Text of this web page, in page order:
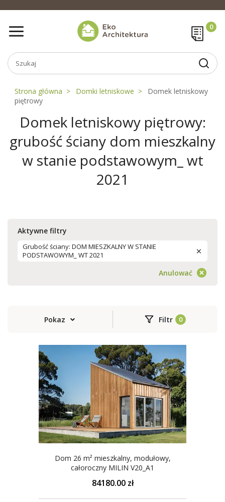
Strona główna Domki letniskowe
Domek letniskowy
piętrowy
Domek letniskowy piętrowy:
grubość ściany dom mieszkalny
w stanie podstawowym_ wt
2021
Aktywne filtry
Grubość ściany: DOM MIESZKALNY W STANIE
PODSTAWOWYM_ WT 2021
Anulować
Pokaz Filtr
Dom 26 m² mieszkalny, modułowy,
całoroczny MILIN V20_A1
84180.00 zł